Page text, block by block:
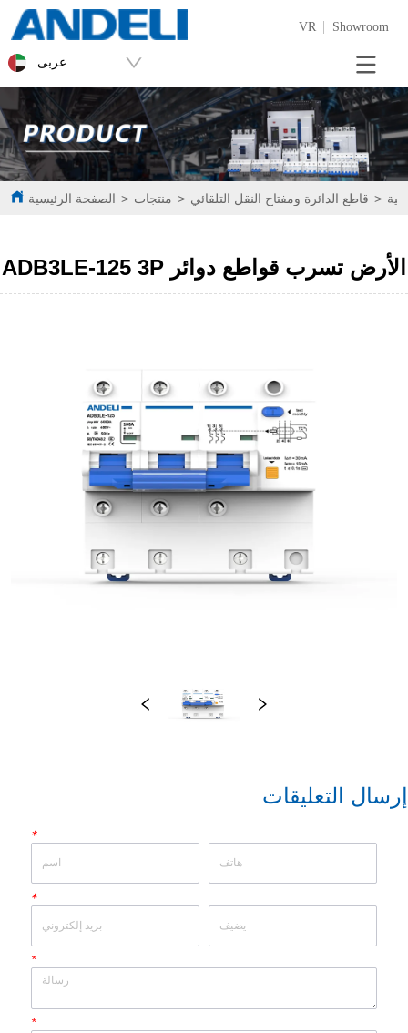
VR Showroom
عربى
الصفحة الرئيسية > منتجات > قاطع الدائرة ومفتاح النقل التلقائي >
ADB3LE-125 3P الأرض تسرب قواطع دوائر
إرسال التعليقات
*
*
*
*